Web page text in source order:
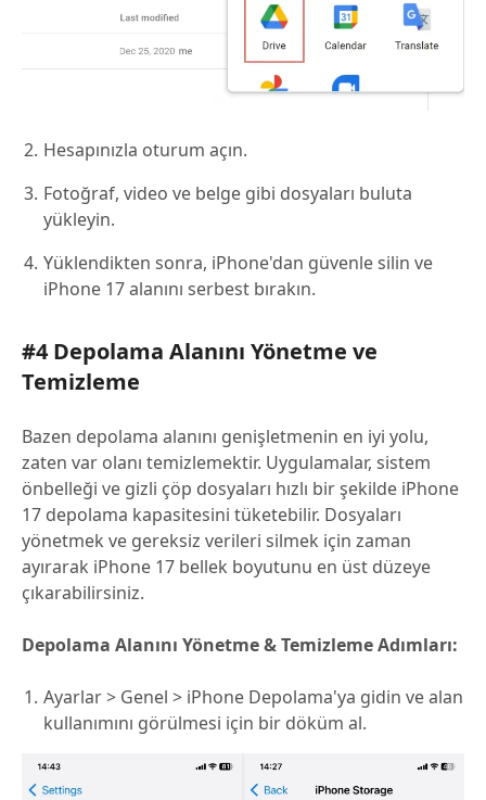
Hesapınızla oturum açın.
Fotoğraf, video ve belge gibi dosyaları buluta
yükleyin.
Yüklendikten sonra, iPhone'dan güvenle silin ve
iPhone 17 alanını serbest bırakın.
#4 Depolama Alanını Yönetme ve
Temizleme
Bazen depolama alanını genişletmenin en iyi yolu,
zaten var olanı temizlemektir. Uygulamalar, sistem
önbelleği ve gizli çöp dosyaları hızlı bir şekilde iPhone
17 depolama kapasitesini tüketebilir. Dosyaları
yönetmek ve gereksiz verileri silmek için zaman
ayırarak iPhone 17 bellek boyutunu en üst düzeye
çıkarabilirsiniz.
Depolama Alanını Yönetme & Temizleme Adımları:
Ayarlar > Genel > iPhone Depolama'ya gidin ve alan
kullanımını görülmesi için bir döküm al.